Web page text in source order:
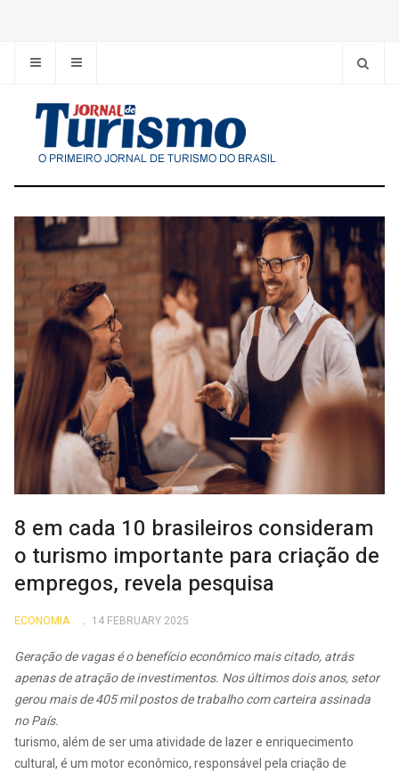
8 em cada 10 brasileiros consideram
o turismo importante para criação de
empregos, revela pesquisa
ECONOMIA 14 FEBRUARY 2025
Geração de vagas é o benefício econômico mais citado, atrás
apenas de atração de investimentos. Nos últimos dois anos, setor
gerou mais de 405 mil postos de trabalho com carteira assinada
no País.
turismo, além de ser uma atividade de lazer e enriquecimento
cultural, é um motor econômico, responsável pela criação de